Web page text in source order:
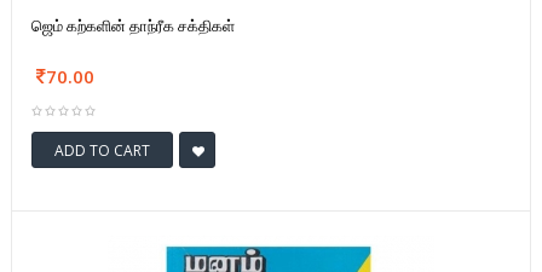
ஜெம் கற்களின் தாந்ரீக சக்திகள்
70.00
ADD TO CART